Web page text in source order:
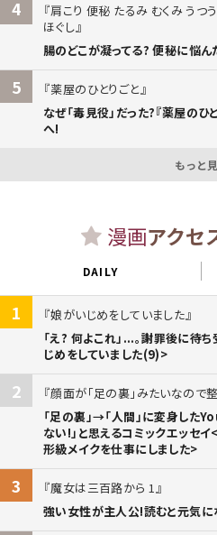
4
肩こり 便秘 たるみ むくみ うつ
ほぐし
腸のどこが凝ってる? 便秘に悩ん
5
薬屋のひとりごと
なぜ「毒見役」だった?『薬屋の
へ!
もっと
漫画アクセ
DAILY
1
娘がいじめをしていました
「え? 何よこれ」...。謝罪後に待
じめをしていました(9)>
2
顔面が「足の裏」みたいなので
「足の裏」→「人間」に変身した
ない!」と思えるコミックエッセ
形級メイクを仕事にしました>
3
魔女は三百路から 1
強い女性が主人公!読むと元気に